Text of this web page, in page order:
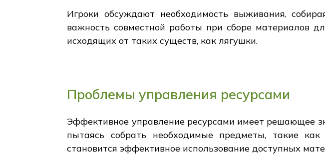
Игроки обсуждают необходимость выживания,
важность совместной работы при сборе материалов
исходящих от таких существ, как лягушки.
Проблемы управления ресурсами
Эффективное управление ресурсами имеет решающее
пытаясь собрать необходимые предметы, такие
становится эффективное использование доступных